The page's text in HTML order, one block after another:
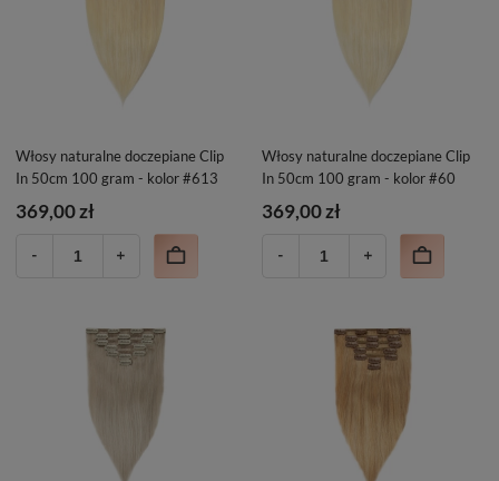
Włosy naturalne doczepiane Clip
In 50cm 100 gram - kolor #613
369,00 zł
Włosy naturalne doczepiane Clip
In 50cm 100 gram - kolor #60
369,00 zł